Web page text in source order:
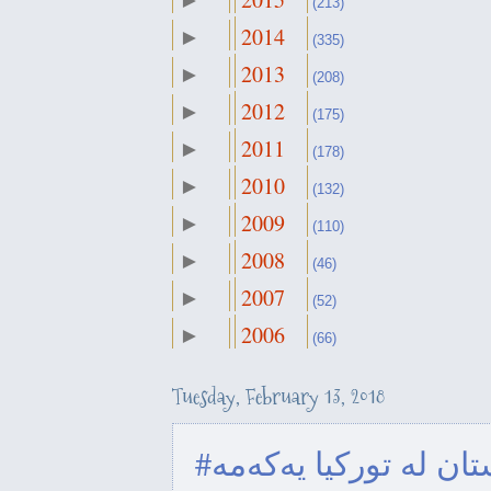
► October
► September
► August
► July (19)
► June (15)
► May (14)
► April (23)
► March
▼ February
مەسروور بارزانی: ئەو رۆژە
مەسروور بارزانی لە
واشنگتن
► January
► 2014 (335)
► 2013 (208)
► 2012 (175)
► 2011 (178)
► 2010 (132)
► 2009 (110)
► 2008 (46)
► 2007 (52)
► 2006 (66)
Tuesday, February 13, 2018
لە تورکیا یەکەمە